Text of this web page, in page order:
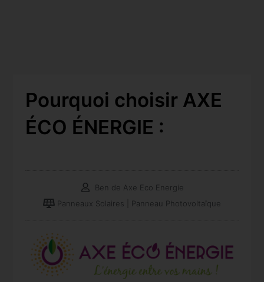
Pourquoi choisir AXE
ÉCO ÉNERGIE :
Ben de Axe Eco Energie
Panneaux Solaires | Panneau Photovoltaïque